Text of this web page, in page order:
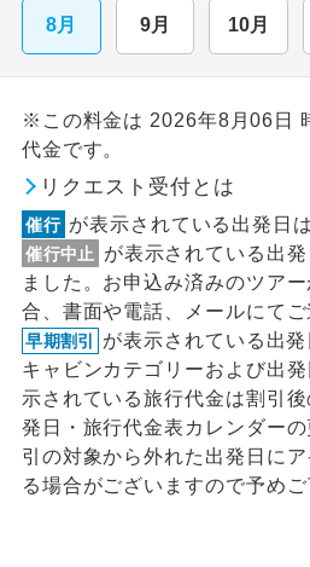
8月 9月 10月
※この料金は 2026年8月06日
代金です。
リクエスト受付とは
催行 が表示されている出発日
催行中止
が表示されている出
ました。お申込み済みのツア
合、書面や電話、メールにてご
早期割引
が表示されている出
キャビンカテゴリーおよび出
示されている旅行代金は割引
発日・旅行代金表カレンダー
引の対象から外れた出発日に
る場合がございますので予めご